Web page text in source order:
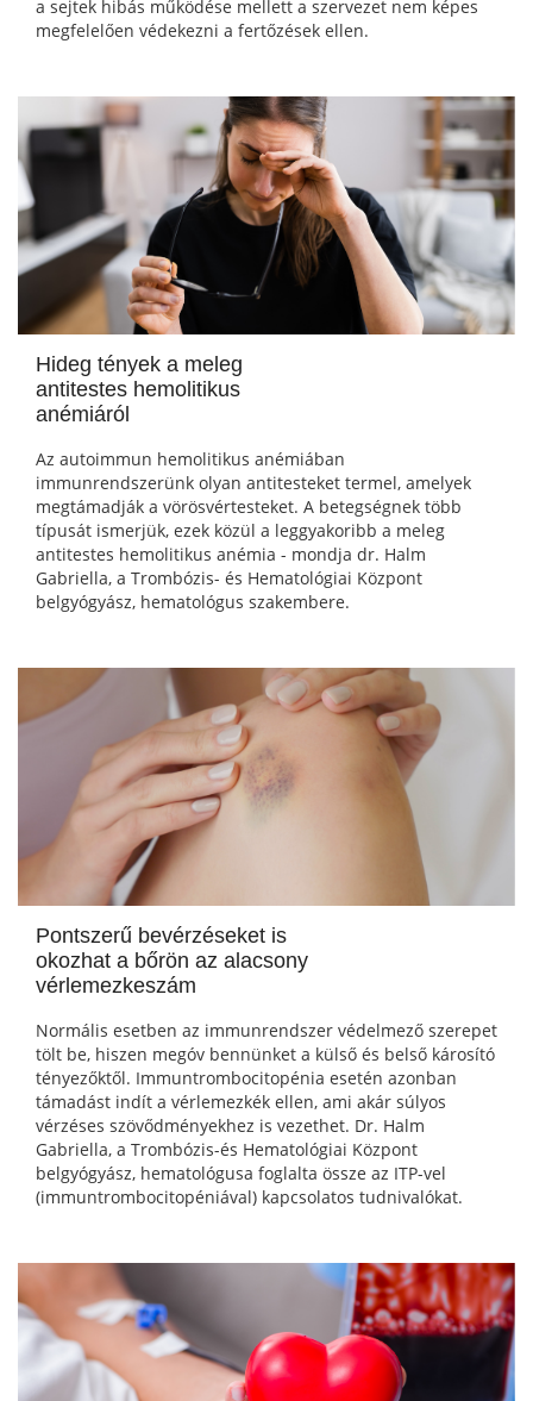
a sejtek hibás működése mellett a szervezet nem képes
megfelelően védekezni a fertőzések ellen.
Hideg tények a meleg
antitestes hemolitikus
anémiáról
Az autoimmun hemolitikus anémiában
immunrendszerünk olyan antitesteket termel, amelyek
megtámadják a vörösvértesteket. A betegségnek több
típusát ismerjük, ezek közül a leggyakoribb a meleg
antitestes hemolitikus anémia - mondja dr. Halm
Gabriella, a Trombózis- és Hematológiai Központ
belgyógyász, hematológus szakembere.
Pontszerű bevérzéseket is
okozhat a bőrön az alacsony
vérlemezkeszám
Normális esetben az immunrendszer védelmező szerepet
tölt be, hiszen megóv bennünket a külső és belső károsító
tényezőktől. Immuntrombocitopénia esetén azonban
támadást indít a vérlemezkék ellen, ami akár súlyos
vérzéses szövődményekhez is vezethet. Dr. Halm
Gabriella, a Trombózis-és Hematológiai Központ
belgyógyász, hematológusa foglalta össze az ITP-vel
(immuntrombocitopéniával) kapcsolatos tudnivalókat.